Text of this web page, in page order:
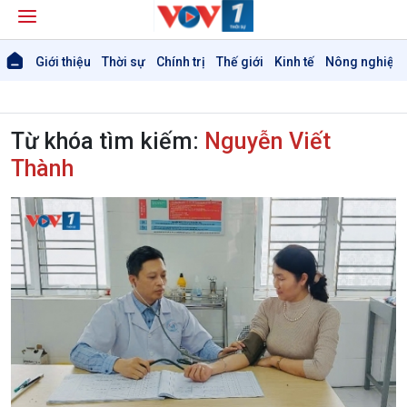
Giới thiệu Thời sự Chính trị Thế giới Kinh tế Nông nghiệp
Thời sự 6h
Thời sự 12h
Thời sự 18h
Thời sự 21h30
Bản tin
Chuyên mục
Theo dòng Thời sự
Chính trị
Thế giới
Từ khóa tìm kiếm: Nguyễn Viết
Thành